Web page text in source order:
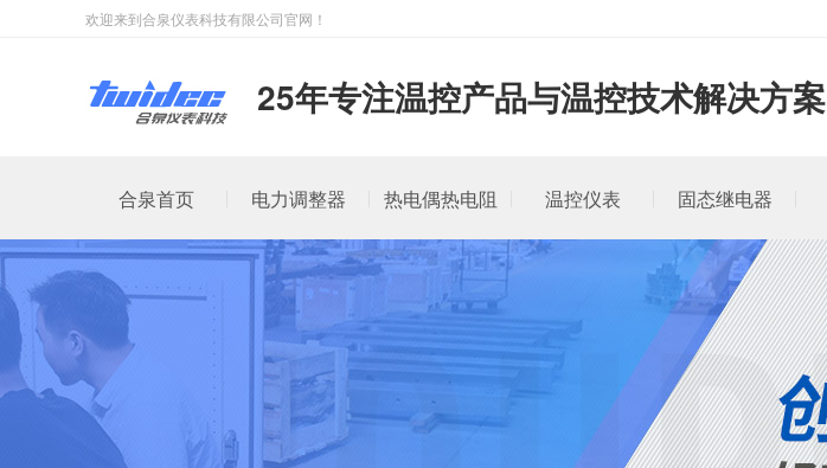
欢迎来到合泉仪表科技有限公司官网！
25年专注温控产品与温控技术解决方案
合泉首页 电力调整器 热电偶热电阻 温控仪表 固态继电器